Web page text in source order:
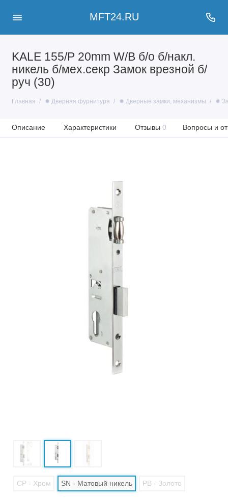
MFT24.RU
KALE 155/P 20mm W/B б/о б/накл.
никель б/мех.секр Замок врезной б/
руч (30)
Главная ✹ Дверная фурнитура ✹ Дверные замки, механизмы ✹
Описание Характеристики Отзывы 0 Вопросы и
CP - Хром SN - Матовый никель PB - Золото